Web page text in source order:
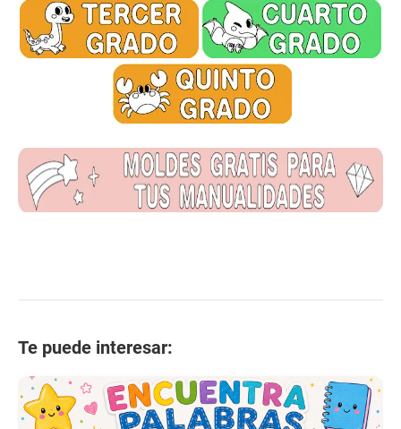
Te puede interesar: